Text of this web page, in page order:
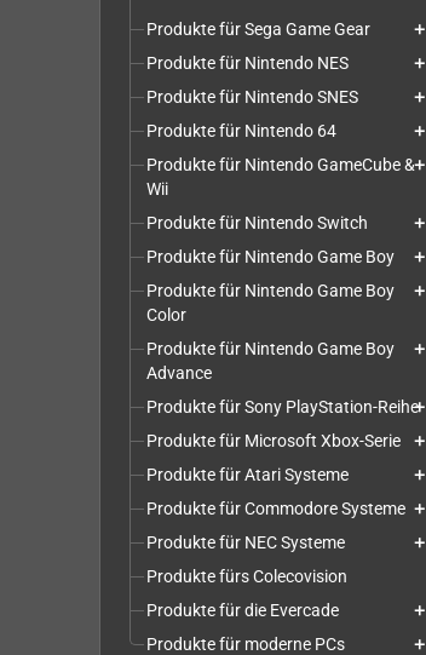
Produkte für Sega Game Gear add
Produkte für Nintendo NES add
Produkte für Nintendo SNES add
Produkte für Nintendo 64 add
Produkte für Nintendo GameCube &
Wii
add
Produkte für Nintendo Switch add
Produkte für Nintendo Game Boy add
Produkte für Nintendo Game Boy
Color
add
Produkte für Nintendo Game Boy
Advance
add
Produkte für Sony PlayStation-Reiheadd
Produkte für Microsoft Xbox-Serie add
Produkte für Atari Systeme add
Produkte für Commodore Systeme add
Produkte für NEC Systeme add
Produkte fürs Colecovision
Produkte für die Evercade
add
Produkte für moderne PCs add